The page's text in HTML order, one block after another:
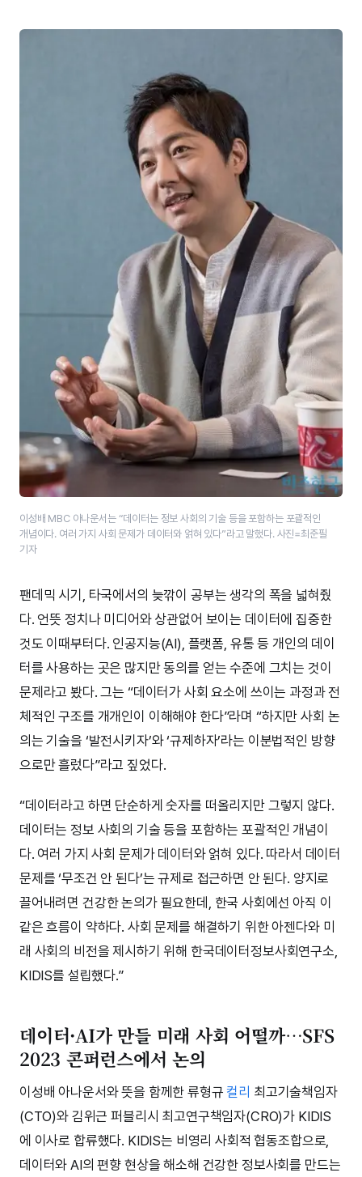
이성배 MBC 아나운서는 “데이터는 정보 사회의 기술 등을 포함하는 포괄적인
개념이다. 여러 가지 사회 문제가 데이터와 얽혀 있다”라고 말했다. 사진=최준필
기자
팬데믹 시기, 타국에서의 늦깎이 공부는 생각의 폭을 넓혀줬
다. 언뜻 정치나 미디어와 상관없어 보이는 데이터에 집중한
것도 이때부터다. 인공지능(AI), 플랫폼, 유통 등 개인의 데이
터를 사용하는 곳은 많지만 동의를 얻는 수준에 그치는 것이
문제라고 봤다. 그는 “데이터가 사회 요소에 쓰이는 과정과 전
체적인 구조를 개개인이 이해해야 한다”라며 “하지만 사회 논
의는 기술을 ‘발전시키자’와 ‘규제하자’라는 이분법적인 방향
으로만 흘렀다”라고 짚었다.
“데이터라고 하면 단순하게 숫자를 떠올리지만 그렇지 않다.
데이터는 정보 사회의 기술 등을 포함하는 포괄적인 개념이
다. 여러 가지 사회 문제가 데이터와 얽혀 있다. 따라서 데이터
문제를 ‘무조건 안 된다’는 규제로 접근하면 안 된다. 양지로
끌어내려면 건강한 논의가 필요한데, 한국 사회에선 아직 이
같은 흐름이 약하다. 사회 문제를 해결하기 위한 아젠다와 미
래 사회의 비전을 제시하기 위해 한국데이터정보사회연구소,
KIDIS를 설립했다.”
데이터·AI가 만들 미래 사회 어떨까…SFS
2023 콘퍼런스에서 논의
이성배 아나운서와 뜻을 함께한 류형규컬리 최고기술책임자
(CTO)와 김위근 퍼블리시 최고연구책임자(CRO)가 KIDIS
에 이사로 합류했다. KIDIS는 비영리 사회적 협동조합으로,
데이터와 AI의 편향 현상을 해소해 건강한 정보사회를 만드는